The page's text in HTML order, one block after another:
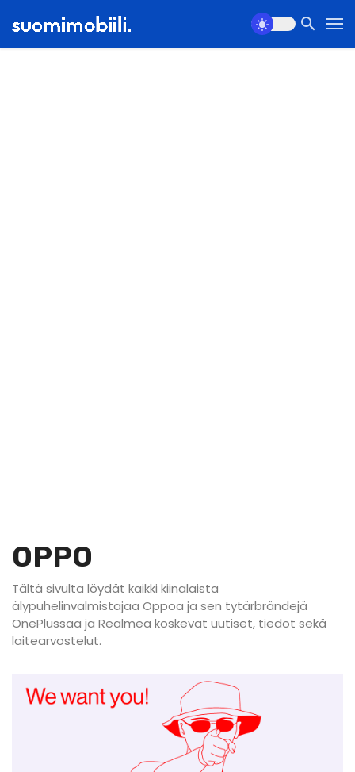
OPPO
Tältä sivulta löydät kaikki kiinalaista
älypuhelinvalmistajaa Oppoa ja sen tytärbrändejä
OnePlussaa ja Realmea koskevat uutiset, tiedot sekä
laitearvostelut.